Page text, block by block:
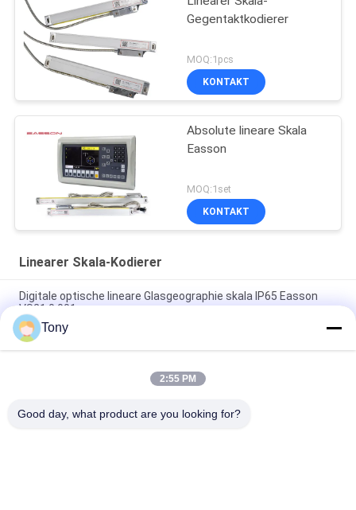
Gegentaktkodierer
MOQ:1pcs
KONTAKT
Absolute lineare Skala
Easson
MOQ:1set
KONTAKT
Linearer Skala-Kodierer
Digitale optische lineare Glasgeographie skala IP65 Easson
VS21 0.001mm
2 3 Achsen-Fräsmaschine-Drehbank-absoluter zusätzlicher
linearer Kodierer
Hohe Präzision Cnc LCD zeigen 0.005mm linearen Kodierer
Tony
2:55 PM
Good day, what product are you looking for?